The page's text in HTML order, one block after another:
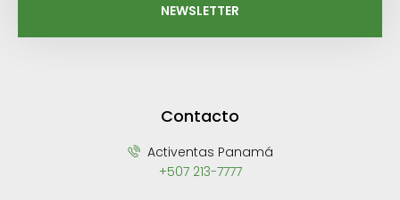
NEWSLETTER
Contacto
Activentas Panamá
+507 213-7777